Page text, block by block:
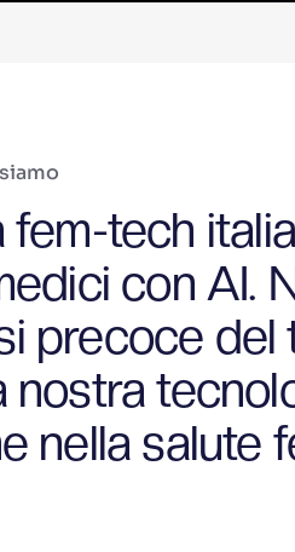
tech
con AI.
precoce del
nostra
nella salute